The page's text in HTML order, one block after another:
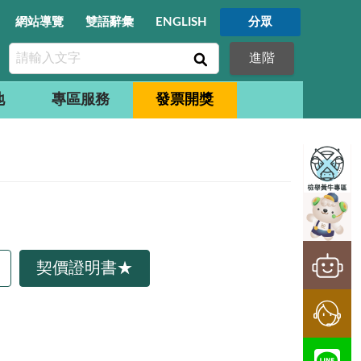
網站導覽 雙語辭彙 ENGLISH 分眾
進階
專區服務 發票開獎
契價證明書★